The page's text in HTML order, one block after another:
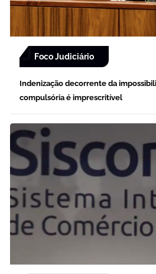
Foco Judiciário
Indenização decorrente da
compulsória é imprescritível